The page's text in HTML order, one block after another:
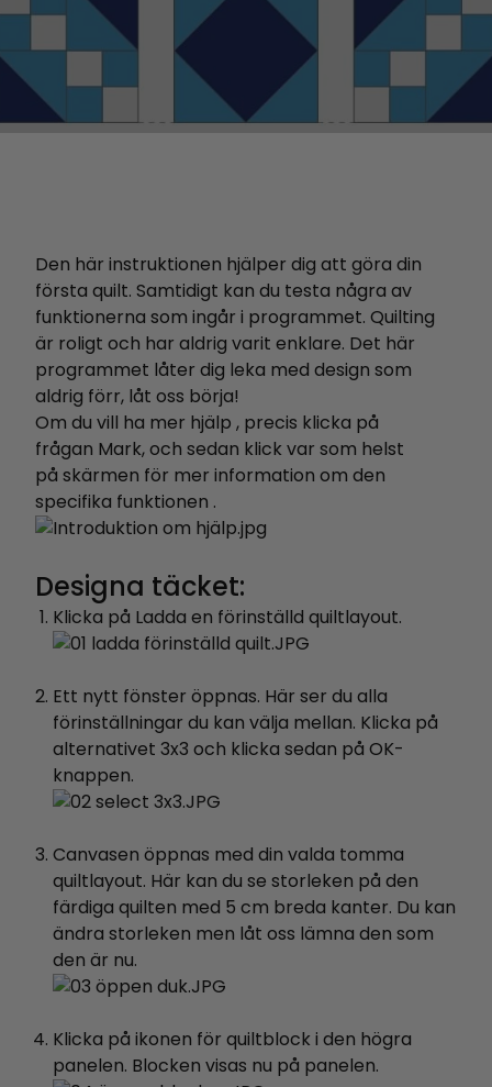
Den här instruktionen hjälper dig att göra din
första quilt. Samtidigt kan du testa några av
funktionerna som ingår i programmet. Quilting
är roligt och har aldrig varit enklare. Det här
programmet låter dig leka med design som
aldrig förr, låt oss börja!
Om du vill ha mer hjälp , precis klicka på
frågan Mark,och sedan klick var som helst
på skärmen för mer information om den
specifika funktionen .
Designa täcket:
Klicka på Ladda en förinställd quiltlayout.
Ett nytt fönster öppnas. Här ser du alla
förinställningar du kan välja mellan. Klicka på
alternativet 3x3 och klicka sedan på OK-
knappen.
Canvasen öppnas med din valda tomma
quiltlayout. Här kan du se storleken på den
färdiga quilten med 5 cm breda kanter. Du kan
ändra storleken men låt oss lämna den som
den är nu.
Klicka på ikonen för quiltblock i den högra
panelen. Blocken visas nu på panelen.